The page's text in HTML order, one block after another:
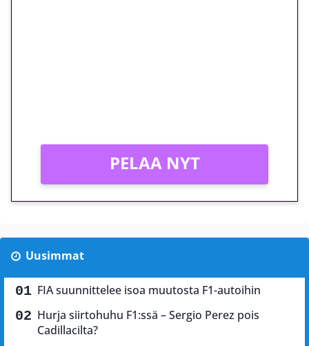
PELAA NYT
Uusimmat
FIA suunnittelee isoa muutosta F1-autoihin
Hurja siirtohuhu F1:ssä – Sergio Perez pois
Cadillacilta?